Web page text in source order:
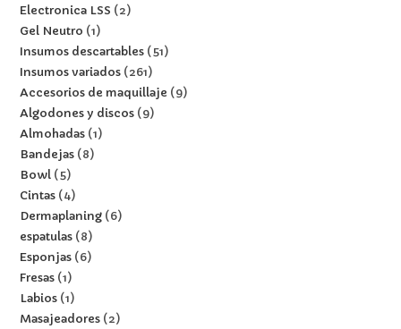
Electronica LSS
2
Gel Neutro
1
Insumos descartables 51
Insumos variados 261
Accesorios de maquillaje
9
Algodones y discos 9
Almohadas 1
Bandejas 8
Bowl 5
Cintas 4
Dermaplaning 6
espatulas 8
Esponjas 6
Fresas 1
Labios 1
Masajeadores 2